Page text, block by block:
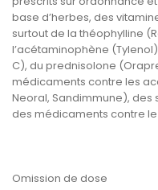
base d’herbes, des
surtout de la théophylline
l’acétaminophène
C), du prednisolone
médicaments contre les
Neoral, Sandimmune),
des médicaments contre le
Omission de dose